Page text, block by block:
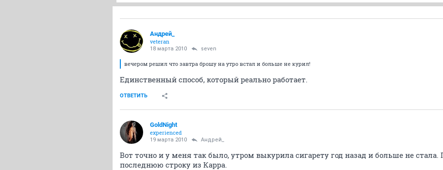
Андрей_
veteran
18 марта 2010 seven
вечером решил что завтра брошу на утро встал и больше не курил!
Единственный способ, который реально работает.
ОТВЕТИТЬ
GoldNight
experienced
19 марта 2010 Андрей_
Вот точно и у меня так было, утром выкурила сигарету год назад и больше не
последнюю строку из Карра.